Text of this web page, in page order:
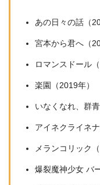
あの日々の話（
宮本から君へ（
ロマンスドール（
楽園（2019年）
いなくなれ、群青
アイネクライネ
メランコリック（
爆裂魔神少女 バ